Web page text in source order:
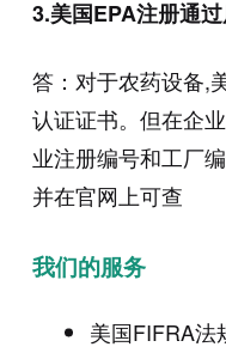
3.美国EPA注册通
答：对于农药设备,
认证证书。但在企
业注册编号和工厂
并在官网上可查
我们的服务
美国FIFRA法